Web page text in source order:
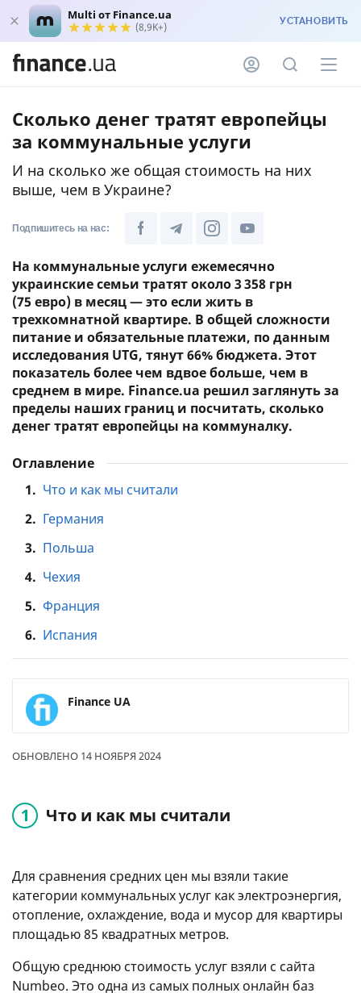
Multi от Finance.ua
(8,9K+) УСТАНОВИТЬ
Сколько денег тратят европейцы
за коммунальные услуги
И на сколько же общая стоимость на них
выше, чем в Украине?
Подпишитесь на нас:
На коммунальные услуги ежемесячно
украинские семьи тратят около 3 358 грн
(75 евро) в месяц — это если жить в
трехкомнатной квартире. В общей сложности
питание и обязательные платежи, по данным
исследования UTG, тянут 66% бюджета. Этот
показатель более чем вдвое больше, чем в
среднем в мире. Finance.ua решил заглянуть за
пределы наших границ и посчитать, сколько
денег тратят европейцы на коммуналку.
Оглавление
1. Что и как мы считали
2. Германия
3. Польша
4. Чехия
5. Франция
6. Испания
Finance UA
ОБНОВЛЕНО 14 НОЯБРЯ 2024
Что и как мы считали
Для сравнения средних цен мы взяли такие
категории коммунальных услуг как электроэнергия,
отопление, охлаждение, вода и мусор для квартиры
площадью 85 квадратных метров.
Общую среднюю стоимость услуг взяли с сайта
Numbeo. Это одна из самых полных онлайн баз